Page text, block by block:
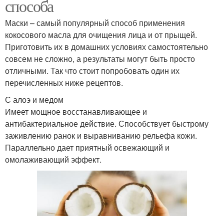
способа
Маски – самый популярный способ применения
кокосового масла для очищения лица и от прыщей.
Приготовить их в домашних условиях самостоятельно
совсем не сложно, а результаты могут быть просто
отличными. Так что стоит попробовать один их
перечисленных ниже рецептов.
С алоэ и медом
Имеет мощное восстанавливающее и
антибактериальное действие. Способствует быстрому
заживлению ранок и выравниванию рельефа кожи.
Параллельно дает приятный освежающий и
омолаживающий эффект.